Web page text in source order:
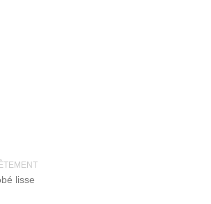
entre les
lisse